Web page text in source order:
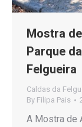
Mostra
Parque
Felgueira
Caldas da
By Filipa Pais
A Mostra de